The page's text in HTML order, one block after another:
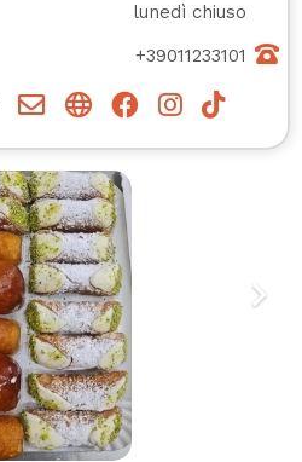
lunedì chiuso
+39011233101